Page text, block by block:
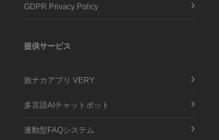
GDPR Privacy Policy
提供サービス
旅ナカアプリ VERY
多言語AIチャットボット
連動型FAQシステム